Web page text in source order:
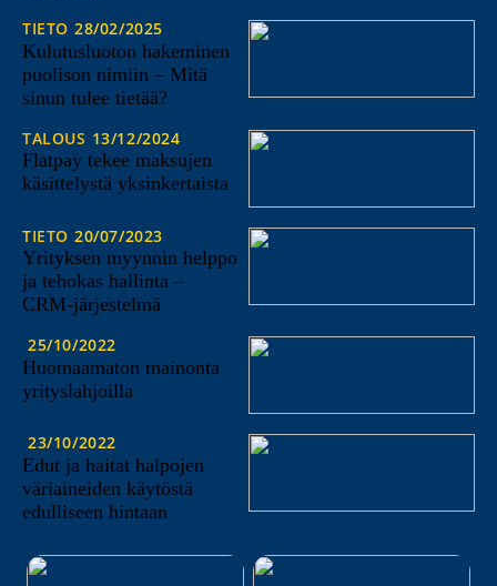
TIETO 28/02/2025
Kulutusluoton hakeminen
puolison nimiin – Mitä
sinun tulee tietää?
TALOUS 13/12/2024
Flatpay tekee maksujen
käsittelystä yksinkertaista
TIETO 20/07/2023
Yrityksen myynnin helppo
ja tehokas hallinta –
CRM-järjestelmä
25/10/2022
Huomaamaton mainonta
yrityslahjoilla
23/10/2022
Edut ja haitat halpojen
väriaineiden käytöstä
edulliseen hintaan